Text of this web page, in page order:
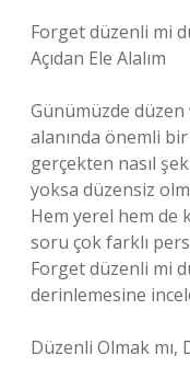
Forget düzenli mi
Açıdan Ele Alalım
Günümüzde düzen
alanında önemli
gerçekten nasıl
yoksa düzensiz
Hem yerel hem de
soru çok farklı
Forget düzenli mi
derinlemesine
Düzenli Olmak mı,